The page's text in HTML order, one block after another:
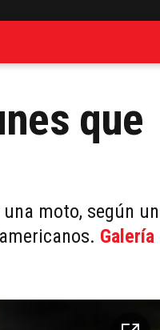
que
moto, según un
Galería